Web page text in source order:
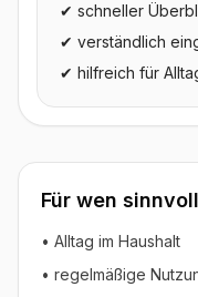
✔ schneller
✔ verständlich
✔ hilfreich für
Für wen
• Alltag im Haushalt
• regelmäßige